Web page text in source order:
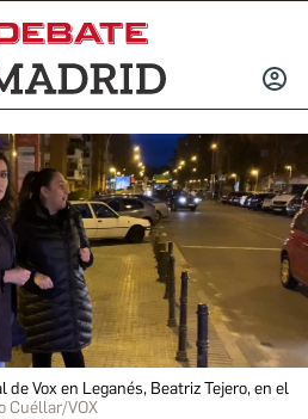
INICIAR
Vox en Leganés, Beatriz Tejero, en el
Cuéllar/VOX